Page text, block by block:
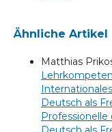
Ähnliche Artikel
Matthias
Deutsch als